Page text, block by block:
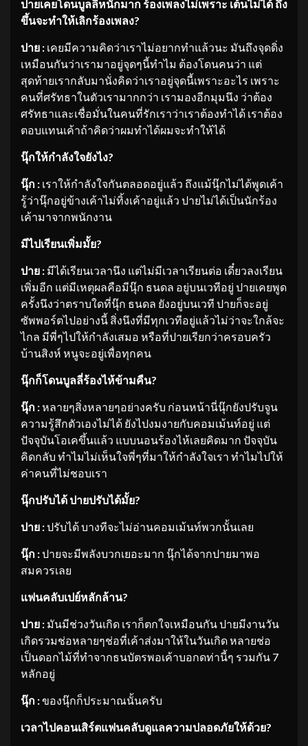
ปายเคยโดนบูลลี่หนักมาก ร้องเพลงไม่เพราะ เต้นไม่ได้ ถึง
ขึ้นจะทำให้เลิกร้องเพลง?
ปาย : เคยมีความคิดว่าเราไม่อยากทำแล้วนะ มันถึงจุดดิ่ง
เหมือนกันว่าเรามาอยู่จุดๆนี้ทำไม ต้องโดนคนว่า แต่
สุดท้ายเรากลับมานั่งคิดว่าเราอยู่จุดนี้เพราะอะไร เพราะ
คนที่ศรัทธาในตัวเรามากกว่า เรามองอีกมุมนึง ว่าต้อง
ศรัทธาและเชื่อมั่นในคนที่รักเราว่าเราต้องทำได้ เราต้อง
ตอบแทนเค้าถ้าคิดว่าผมทำได้ผมจะทำให้ได้
นุ๊กให้กำลังใจยังไง?
นุ๊ก : เราให้กำลังใจกันตลอดอยู่แล้ว ถึงแม้นุ๊กไม่ได้พูดเค้า
รู้ว่านุ๊กอยู่ข้างเค้าไม่ทิ้งเค้าอยู่แล้ว ปายไม่ได้เป็นนักร้อง
เค้ามาจากพนักงาน
มีไปเรียนเพิ่มมั้ย?
ปาย : มีได้เรียนเวลานึง แต่ไม่มีเวลาเรียนต่อ เดี๋ยวลงเรียน
เพิ่มอีก แต่มีเหตุผลคือมีนุ๊ก ธนดล อยู่บนเวทีอยู่ ปายเคยพูด
ครั้งนึงว่าตราบใดที่นุ๊ก ธนดล ยังอยู่บนเวที ปายก็จะอยู่
ซัพพอร์ตไปอย่างนี้ สิ่งนึงที่มีทุกเวทีอยู่แล้วไม่ว่าจะใกล้จะ
ไกล มีพี่ๆไปให้กำลังเสมอ หรือที่ปายเรียกว่าครอบครัว
บ้านสิงห์ หนูจะอยู่เพื่อทุกคน
นุ๊กก็โดนบูลลี่ร้องไห้ข้ามคืน?
นุ๊ก :หลายๆสิ่งหลายๆอย่างครับ ก่อนหน้านี่นุ๊กยังปรับจูน
ความรู้สึกตัวเองไม่ได้ ยังไปงมงายกับคอมเม้นท์อยู่ แต่
ปัจจุบันโอเคขึ้นแล้ว แบบนอนร้องไห้เลยคิดมาก ปัจจุบัน
คิดกลับ ทำไมไม่เห็นใจพี่ๆที่มาให้กำลังใจเรา ทำไมไปให้
ค่าคนที่ไม่ชอบเรา
นุ๊กปรับได้ ปายปรับได้มั้ย?
ปาย :ปรับได้ บางทีจะไม่อ่านคอมเม้นท์พวกนั้นเลย
นุ๊ก :ปายจะมีพลังบวกเยอะมาก นุ๊กได้จากปายมาพอ
สมควรเลย
แฟนคลับเปย์หลักล้าน?
ปาย : มันมีช่วงวันเกิด เราก็ตกใจเหมือนกัน ปายมีงานวัน
เกิดรวมช่อหลายๆช่อที่เค้าส่งมาให้ในวันเกิด หลายช่อ
เป็นดอกไม้ที่ทำจากธนบัตรพอเค้าบอกดท่านี้ๆ รวมกัน 7
หลักอยู่
นุ๊ก :ของนุ๊กก็ประมาณนั้นครับ
เวลาไปคอนเสิร์ตแฟนคลับดูแลความปลอดภัยให้ด้วย?